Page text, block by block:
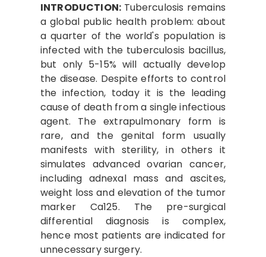
INTRODUCTION: Tuberculosis remains
a global public health problem: about
a quarter of the world's population is
infected with the tuberculosis bacillus,
but only 5-15% will actually develop
the disease. Despite efforts to control
the infection, today it is the leading
cause of death from a single infectious
agent. The extrapulmonary form is
rare, and the genital form usually
manifests with sterility, in others it
simulates advanced ovarian cancer,
including adnexal mass and ascites,
weight loss and elevation of the tumor
marker Ca125. The pre-surgical
differential diagnosis is complex,
hence most patients are indicated for
unnecessary surgery.